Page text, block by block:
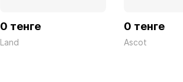
0 тенге
Land
0 тенге
Ascot